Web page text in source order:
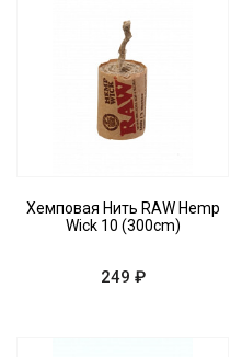
Хемповая Нить RAW Hemp
Wick 10 (300cm)
249 ₽